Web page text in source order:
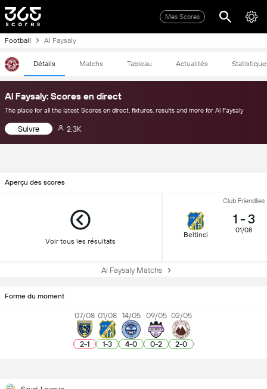
Mes Scores
Football Al Faysaly
Détails Matchs Tableau Actualités
Al Faysaly: Scores en direct
The place for all the latest Scores en direct, fixtures, results and more for Al Faysaly
Suivre 2.3K
Aperçu des scores
Voir tous les résultats
Club Friendlies
Beltinci
1 - 3
01/08
Al Faysaly Matchs
Forme du moment
07/08
2-1
01/08
1-3
14/05
4-0
09/05
0-2
02/05
2-0